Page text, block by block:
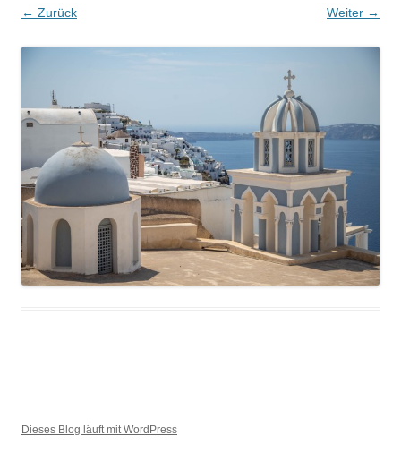
← Zurück Weiter →
Dieses Blog läuft mit WordPress